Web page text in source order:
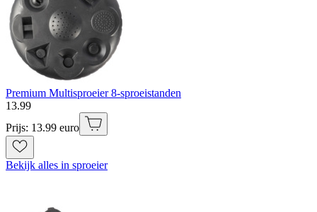
Premium Multisproeier 8-sproeistanden
13.99
Prijs: 13.99 euro
Bekijk alles in sproeier